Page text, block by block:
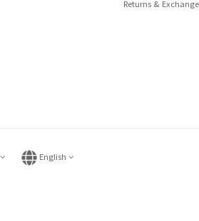
Returns & Exchange
English